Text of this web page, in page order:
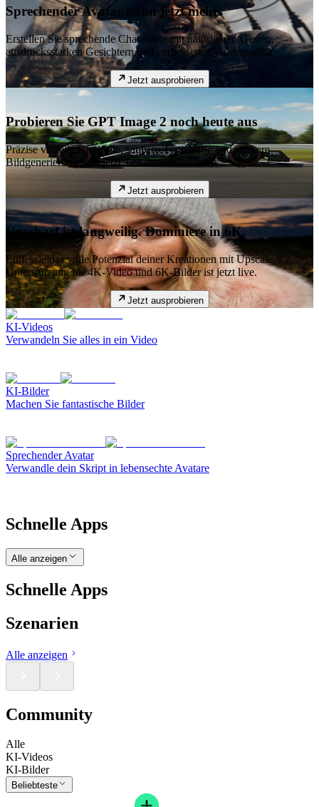
Sprechender Avatar kann jetzt mehr
Erstellen Sie sprechende Charaktere mit natürlichen Gesten,
ausdrucksstarken Gesichtern und verbesserter Videoqualität
Jetzt ausprobieren
Probieren Sie GPT Image 2 noch heute aus
Präzise visuelle Kontrolle, saubere Typografie und stärkere
Bildgenerierung sind jetzt Teil Ihres Workflows.
Jetzt ausprobieren
Unscharf ist langweilig. Dominiere in 6K.
Entfessle das volle Potenzial deiner Kreationen mit Upscale V2.
Unterstützung für 4K-Video und 6K-Bilder ist jetzt live.
Jetzt ausprobieren
KI-Videos
Verwandeln Sie alles in ein Video
KI-Bilder
Machen Sie fantastische Bilder
Sprechender Avatar
Verwandle dein Skript in lebensechte Avatare
Schnelle Apps
Alle anzeigen
Schnelle Apps
Szenarien
Alle anzeigen
Community
Alle
KI-Videos
KI-Bilder
Beliebteste